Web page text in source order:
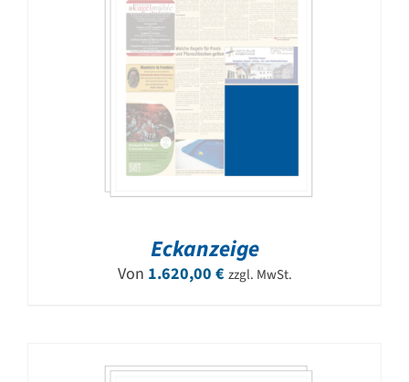
Eckanzeige
Von 1.620,00 € zzgl. MwSt.